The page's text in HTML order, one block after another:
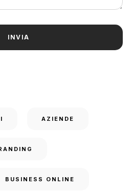
AZIENDE
BUSINESS ONLINE